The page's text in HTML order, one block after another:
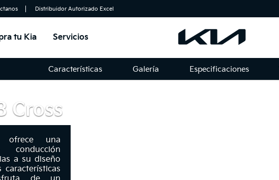
Distribuidor Autorizado Excel
tu Kia Servicios
Características Galería Especificaciones